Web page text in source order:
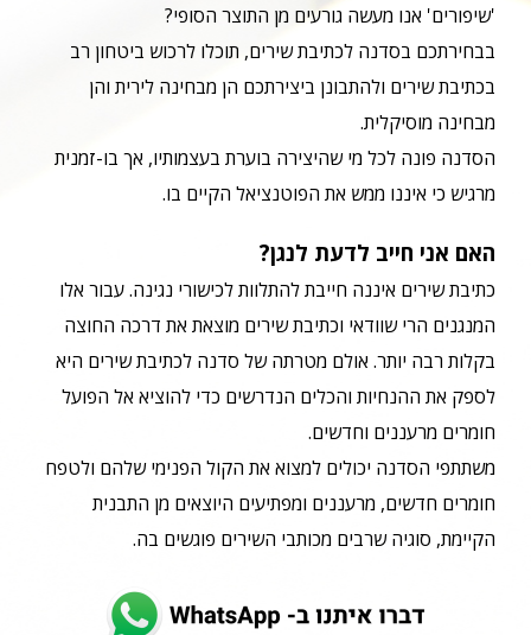
'שיפורים' אנו מעשה גורעים מן התוצר הסופי?
בבחירתכם בסדנה לכתיבת שירים, תוכלו לרכוש ביטחון רב
בכתיבת שירים ולהתבונן ביצירתכם הן מבחינה לירית והן
מבחינה מוסיקלית.
הסדנה פונה לכל מי שהיצירה בוערת בעצמותיו, אך בו-זמנית
מרגיש כי איננו ממש את הפוטנציאל הקיים בו.
האם אני חייב לדעת לנגן?
כתיבת שירים איננה חייבת להתלוות לכישורי נגינה. עבור אלו
המנגנים הרי שוודאי וכתיבת שירים מוצאת את דרכה החוצה
בקלות רבה יותר. אולם מטרתה של סדנה לכתיבת שירים היא
לספק את ההנחיות והכלים הנדרשים כדי להוציא אל הפועל
חומרים מרעננים וחדשים.
משתתפי הסדנה יכולים למצוא את הקול הפנימי שלהם ולטפח
חומרים חדשים, מרעננים ומפתיעים היוצאים מן התבנית
הקיימת, סוגיה שרבים מכותבי השירים פוגשים בה.